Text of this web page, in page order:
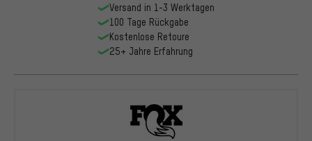
Versand in 1-3 Werktagen
100 Tage Rückgabe
Kostenlose Retoure
25+ Jahre Erfahrung